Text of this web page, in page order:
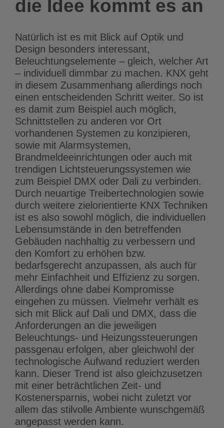
die Idee kommt es an
Natürlich ist es mit Blick auf Optik und
Design besonders interessant,
Beleuchtungselemente – gleich, welcher Art
– individuell dimmbar zu machen. KNX geht
in diesem Zusammenhang allerdings noch
einen entscheidenden Schritt weiter. So ist
es damit zum Beispiel auch möglich,
Schnittstellen zu anderen vor Ort
vorhandenen Systemen zu konzipieren,
sowie mit Alarmsystemen,
Brandmeldeeinrichtungen oder auch mit
trendigen Lichtsteuerungssystemen wie
zum Beispiel DMX oder Dali zu verbinden.
Durch neuartige Treibertechnologien sowie
durch weitere zielorientierte KNX Techniken
ist es also sowohl möglich, die individuellen
Lebensumstände in den betreffenden
Gebäuden nachhaltig zu verbessern und
den Komfort zu erhöhen bzw.
bedarfsgerecht anzupassen, als auch für
mehr Einfachheit und Effizienz zu sorgen.
Allerdings ohne dabei Kompromisse
eingehen zu müssen. Vielmehr verhält es
sich mit Blick auf Dali und DMX, dass die
Anforderungen an die jeweiligen
Beleuchtungs- und Heizungssteuerungen
passgenau erfolgen, aber gleichwohl der
technologische Aufwand reduziert werden
kann. Dieser Trend ist also gleichzusetzen
mit einer beträchtlichen Zeit- und
Kostenersparnis, wobei nicht zuletzt vor
allem das stilvolle Ambiente wunschgemäß
angepasst werden kann.